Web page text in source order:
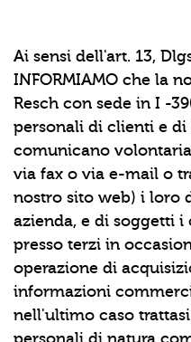
Ai sensi dell'art. 13,
INFORMIAMO che la
Resch con sede in I -
personali di clienti e
comunicano
via fax o via e-mail o
nostro sito web) i loro
azienda, e di soggetti
presso terzi in
operazione di
informazioni
nell'ultimo caso